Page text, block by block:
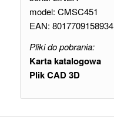
model: CMSC451
EAN: 8017709158934
Pliki do pobrania:
Karta katalogowa
Plik CAD 3D